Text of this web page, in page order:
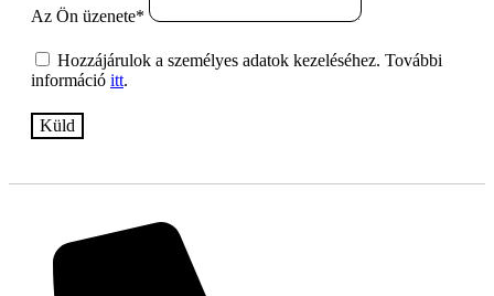
Az Ön üzenete*
Hozzájárulok a személyes adatok kezeléséhez. További
információ itt.
Küld